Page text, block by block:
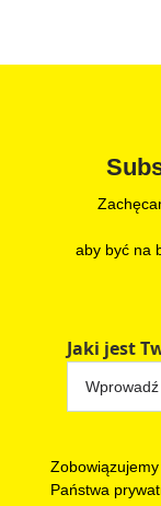
aby być na
Jaki jest
Państwa